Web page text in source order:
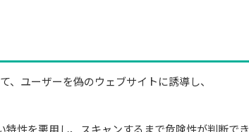
ユーザーを偽のウェブサイトに誘導し、
性を悪用し、スキャンするまで危険性が判断でき